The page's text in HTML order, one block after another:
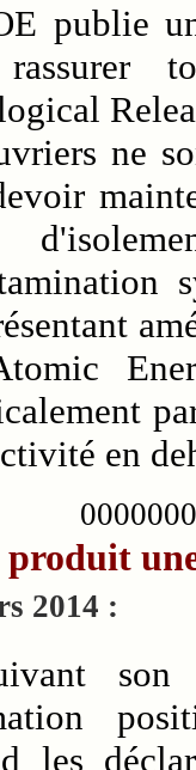
publie
ne
en
2014 :
les